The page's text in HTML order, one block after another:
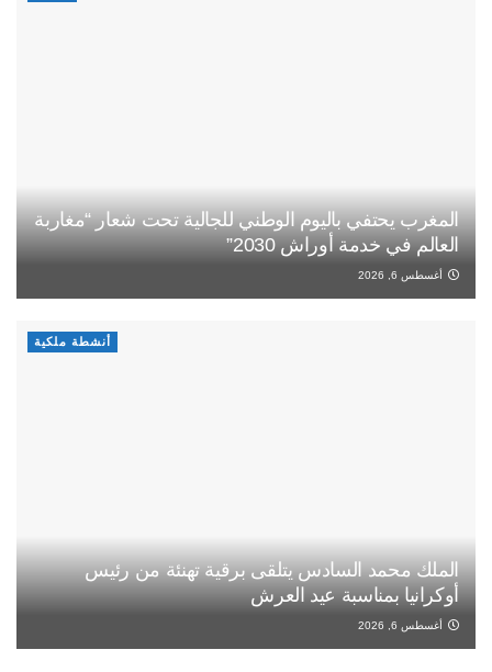
المغرب يحتفي باليوم الوطني للجالية تحت شعار “مغاربة
العالم في خدمة أوراش 2030”
أغسطس 6, 2026
أنشطة ملكية
الملك محمد السادس يتلقى برقية تهنئة من رئيس
أوكرانيا بمناسبة عيد العرش
أغسطس 6, 2026